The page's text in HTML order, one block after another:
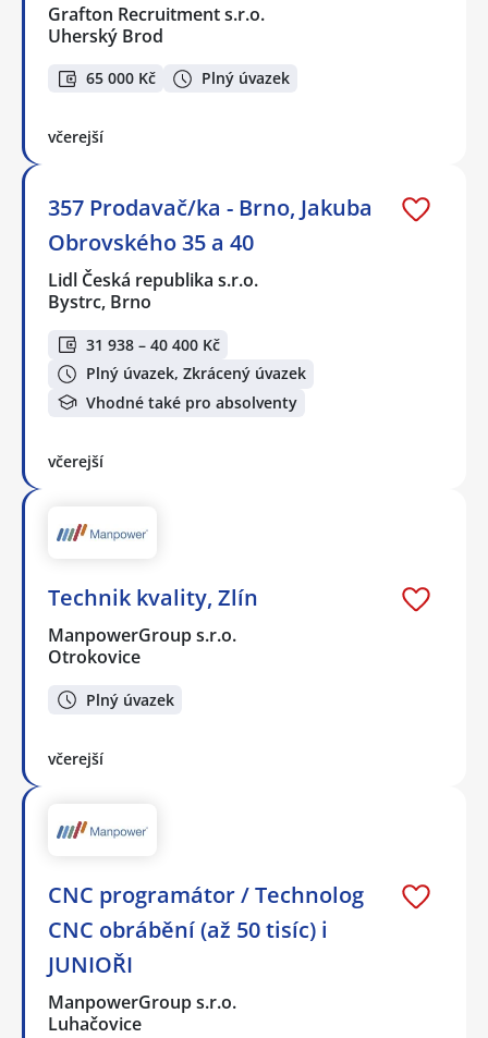
Grafton Recruitment s.r.o.
Uherský Brod
65 000 Kč Plný úvazek
včerejší
357 Prodavač/ka - Brno, Jakuba
Obrovského 35 a 40
Lidl Česká republika s.r.o.
Bystrc, Brno
31 938 – 40 400 Kč
Plný úvazek, Zkrácený úvazek
Vhodné také pro absolventy
včerejší
Technik kvality, Zlín
ManpowerGroup s.r.o.
Otrokovice
Plný úvazek
včerejší
CNC programátor / Technolog
CNC obrábění (až 50 tisíc) i
JUNIOŘI
ManpowerGroup s.r.o.
Luhačovice